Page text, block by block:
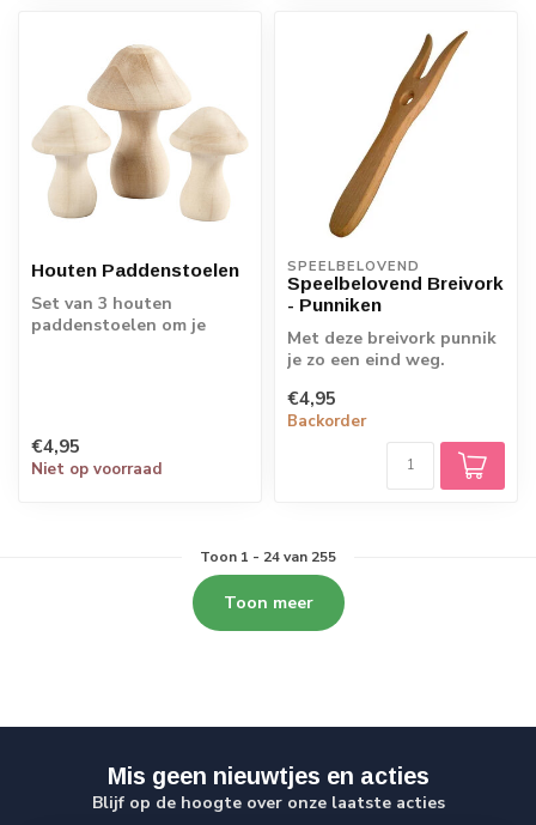
Houten Paddenstoelen
Set van 3 houten
paddenstoelen om je
€4,95
Niet op voorraad
SPEELBELOVEND
Speelbelovend Breivork
- Punniken
Met deze breivork punnik
je zo een eind weg.
leeftijd van 5 j...
€4,95
Backorder
Toon 1 - 24van 255
Toon meer
Mis geen nieuwtjes en acties
Blijf op de hoogte over onze laatste acties